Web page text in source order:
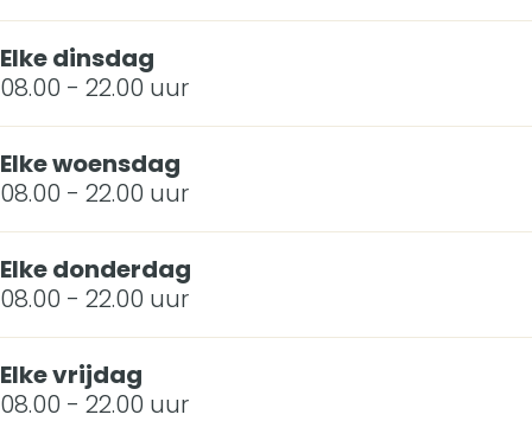
e
Elke dinsdag
08.00 - 22.00 uur
Elke woensdag
08.00 - 22.00 uur
Elke donderdag
08.00 - 22.00 uur
Elke vrijdag
08.00 - 22.00 uur